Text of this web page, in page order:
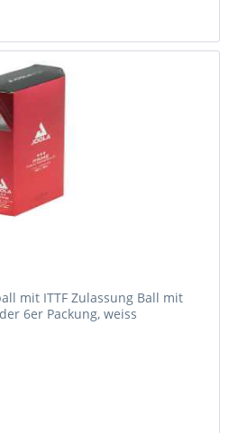
mit ITTF Zulassung Ball mit
6er Packung, weiss